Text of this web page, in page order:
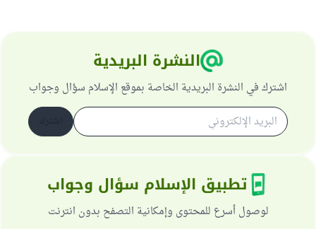
النشرة البريدية
اشترك في النشرة البريدية الخاصة بموقع الإسلام سؤال وجواب
تطبيق الإسلام سؤال وجواب
لوصول أسرع للمحتوى وإمكانية التصفح بدون انترنت